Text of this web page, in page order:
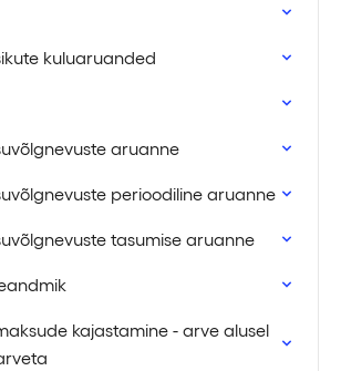
kuluaruanded
aruanne
perioodiline aruanne
tasumise aruanne
kajastamine - arve alusel